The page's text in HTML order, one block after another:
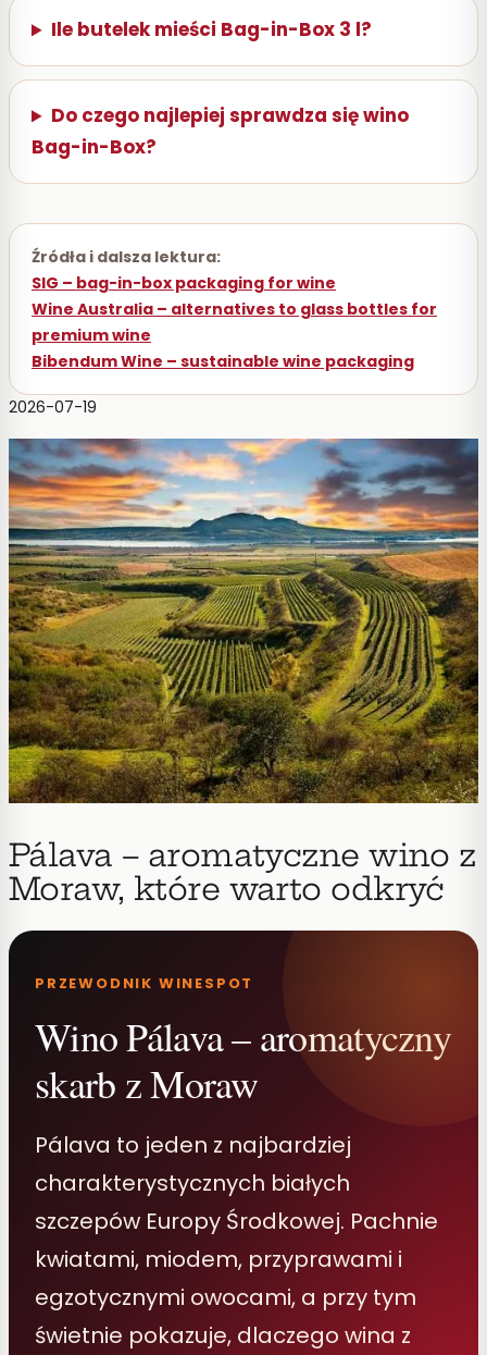
Ile butelek mieści Bag-in-Box 3 l?
Do czego najlepiej sprawdza się wino
Bag-in-Box?
Źródła i dalsza lektura:
SIG – bag-in-box packaging for wine
Wine Australia – alternatives to glass bottles for
premium wine
Bibendum Wine – sustainable wine packaging
2026-07-19
Pálava – aromatyczne wino z
Moraw, które warto odkryć
PRZEWODNIK WINESPOT
Wino Pálava – aromatyczny
skarb z Moraw
Pálava to jeden z najbardziej
charakterystycznych białych
szczepów Europy Środkowej. Pachnie
kwiatami, miodem, przyprawami i
egzotycznymi owocami, a przy tym
świetnie pokazuje, dlaczego wina z